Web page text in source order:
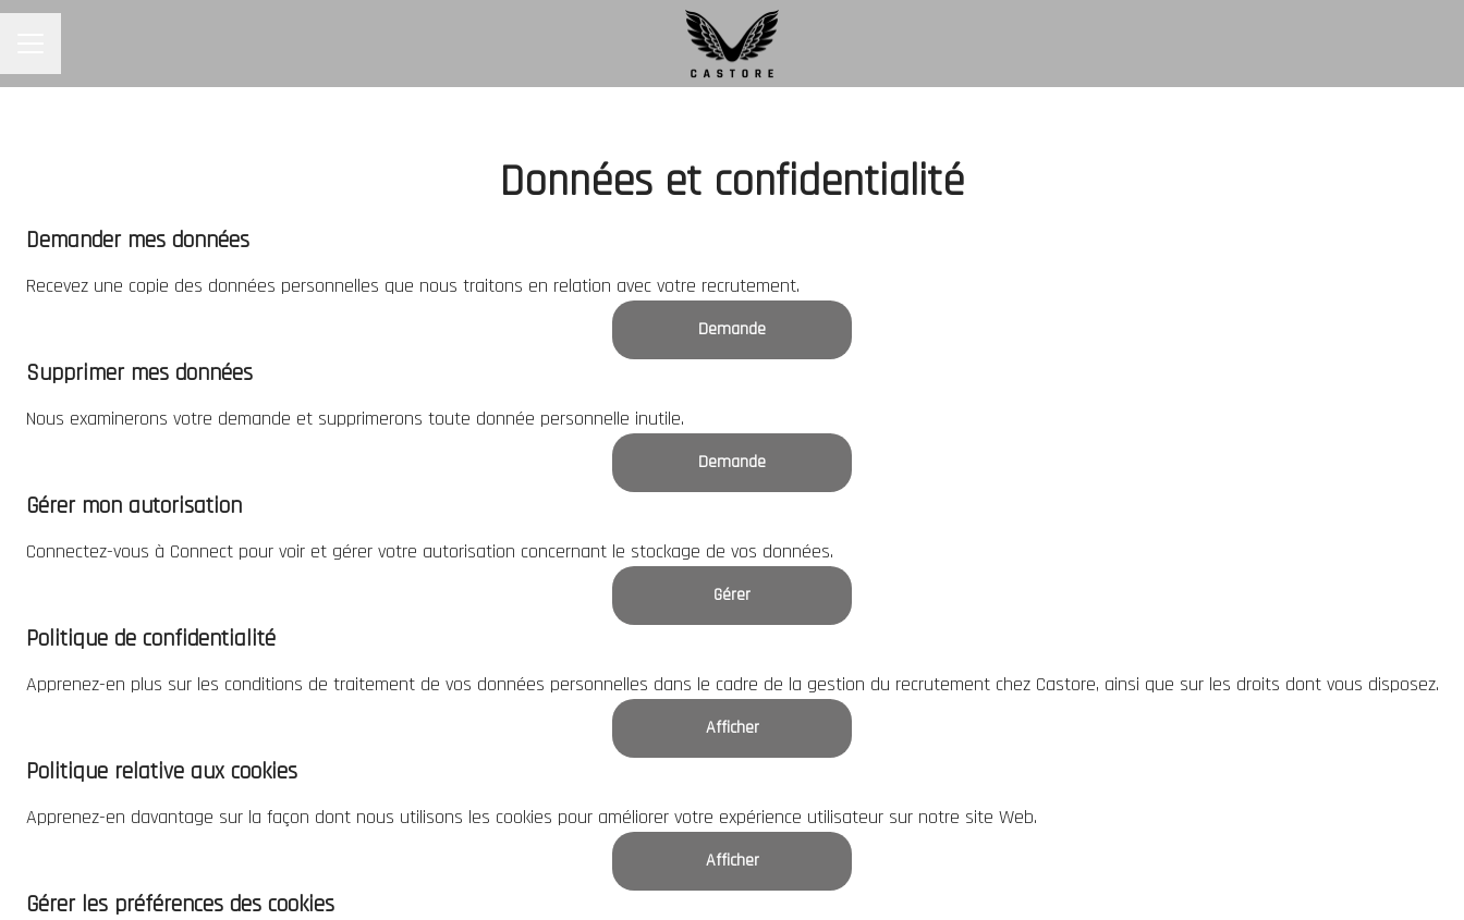
Données et confidentialité
Demander mes données
Recevez une copie des données personnelles que nous traitons en relation avec votre recrutement.
Demande
Supprimer mes données
Nous examinerons votre demande et supprimerons toute donnée personnelle inutile.
Demande
Gérer mon autorisation
Connectez-vous à Connect pour voir et gérer votre autorisation concernant le stockage de vos données.
Gérer
Politique de confidentialité
Apprenez-en plus sur les conditions de traitement de vos données personnelles dans le cadre de la gestion du recrutement chez Castore, ainsi que sur les droits dont vous disposez.
Afficher
Politique relative aux cookies
Apprenez-en davantage sur la façon dont nous utilisons les cookies pour améliorer votre expérience utilisateur sur notre site Web.
Afficher
Gérer les préférences des cookies